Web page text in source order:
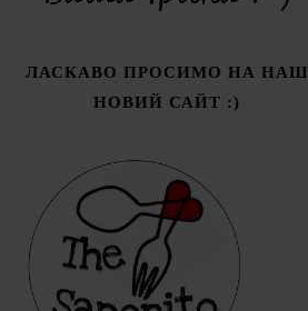
ЛАСКАВО ПРОСИМО НА НАШ
НОВИЙ САЙТ :)